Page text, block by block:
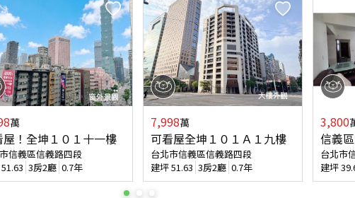
萬
屋！全坤１０１十一樓
信義區信義路四段
51.63 3房2廳 0.7年
7,998萬
可看屋全坤１０１Ａ１九樓
台北市信義區信義路四段
建坪51.63 3房2廳 0.7年
3,800
信義
台北市
建坪